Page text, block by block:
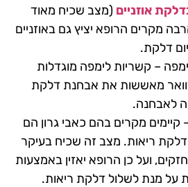
אוזניים (מצב שכיח מאוד
מקרים הרופא יציץ גם באוזניים
דלקת.
– קשריות לימפה מוגדלות
מאששות את אבחנת דלקת
לאבחנה.
מקרים בהם כאבי גרון הם
ריאות. מצב זה שכיח בעיקר
ועל כן הרופא יאזין באמצעות
על מנת לשלול דלקת ריאות.